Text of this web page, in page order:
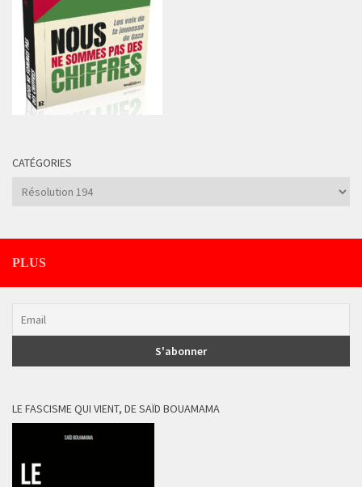
CATÉGORIES
Catégories
PLUS
LE FASCISME QUI VIENT, DE SAÏD BOUAMAMA